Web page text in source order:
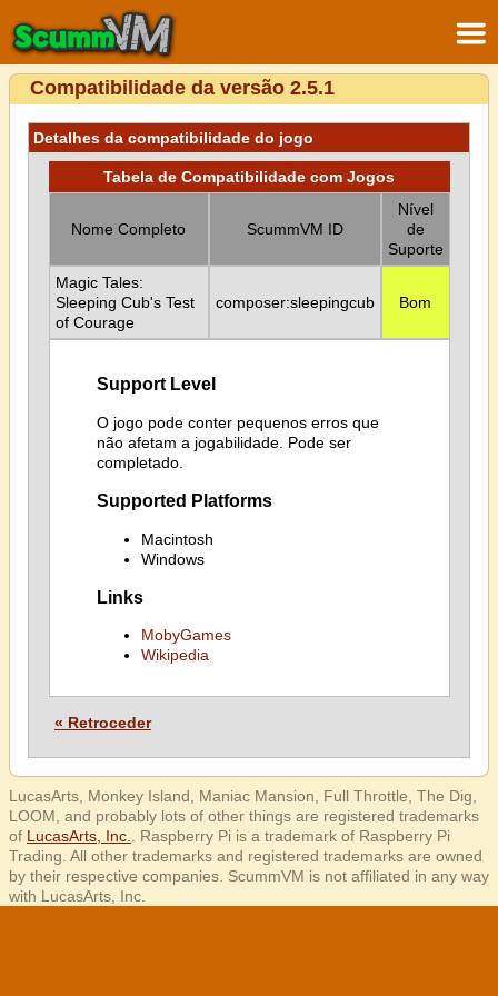
Compatibilidade da versão 2.5.1
Detalhes da compatibilidade do jogo
Tabela de Compatibilidade com Jogos
Nome Completo ScummVM ID
Nível
de
Suporte
Magic Tales:
Sleeping Cub's Test
of Courage
composer:sleepingcub Bom
Support Level
O jogo pode conter pequenos erros que
não afetam a jogabilidade. Pode ser
completado.
Supported Platforms
Macintosh
Windows
Links
MobyGames
Wikipedia
« Retroceder
LucasArts, Monkey Island, Maniac Mansion, Full Throttle, The Dig,
LOOM, and probably lots of other things are registered trademarks
of LucasArts, Inc.
. Raspberry Pi is a trademark of Raspberry Pi
Trading. All other trademarks and registered trademarks are owned
by their respective companies. ScummVM is not affiliated in any way
with LucasArts, Inc.